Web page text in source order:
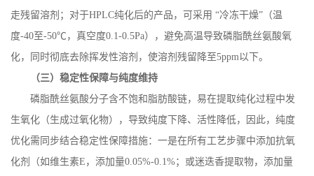
走残留溶剂；对于HPLC纯化后的产品，可采用 “冷冻干燥”（温
度-40至-50℃，真空度0.1-0.5Pa），避免高温导致磷脂酰丝氨酸氧
化，同时彻底去除挥发性溶剂，使溶剂残留降至5ppm以下。
（三）稳定性保障与纯度维持
磷脂酰丝氨酸分子含不饱和脂肪酸链，易在提取纯化过程中发
生氧化（生成过氧化物），导致纯度下降、活性降低，因此，纯度
优化需同步结合稳定性保障措施：一是在所有工艺步骤中添加抗氧
化剂（如维生素E ，添加量0.05%-0.1%；或迷迭香提取物，添加量